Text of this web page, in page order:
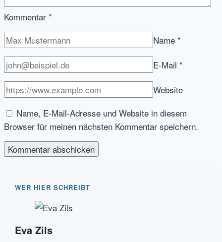
Kommentar *
Name *
E-Mail *
Website
Name, E-Mail-Adresse und Website in diesem
Browser für meinen nächsten Kommentar speichern.
WER HIER SCHREIBT
Eva Zils